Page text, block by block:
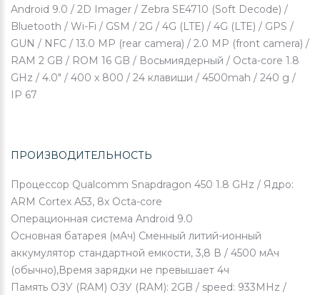
Android 9.0 / 2D Imager / Zebra SE4710 (Soft Decode) /
Bluetooth / Wi-Fi / GSM / 2G / 4G (LTE) / 4G (LTE) / GPS /
GUN / NFC / 13.0 MP (rear camera) / 2.0 MP (front camera) /
RAM 2 GB / ROM 16 GB / Восьмиядерный / Octa-core 1.8
GHz / 4.0" / 400 x 800 / 24 клавиши / 4500mah / 240 g /
IP 67
ПРОИЗВОДИТЕЛЬНОСТЬ
Процессор Qualcomm Snapdragon 450 1.8 GHz / Ядро:
ARM Cortex A53, 8x Octa-core
Операционная система Android 9.0
Основная батарея (мАч) Сменный литий-ионный
аккумулятор стандартной емкости, 3,8 В / 4500 мАч
(обычно),Время зарядки не превышает 4ч
Память ОЗУ (RAM) ОЗУ (RAM): 2GB / speed: 933MHz /